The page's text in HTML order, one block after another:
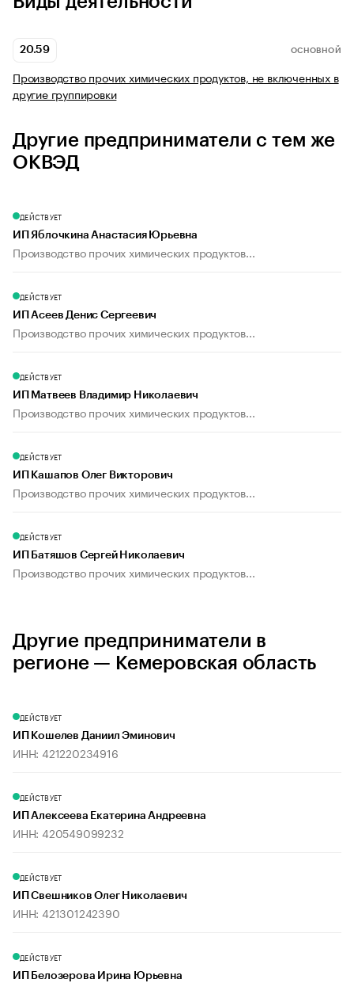
20.59 ОСНОВНОЙ
Производство прочих химических продуктов, не включенных в
другие группировки
Другие предприниматели с тем же
ОКВЭД
ДЕЙСТВУЕТ
ИП Яблочкина Анастасия Юрьевна
Производство прочих химических продуктов...
ДЕЙСТВУЕТ
ИП Асеев Денис Сергеевич
Производство прочих химических продуктов...
ДЕЙСТВУЕТ
ИП Матвеев Владимир Николаевич
Производство прочих химических продуктов...
ДЕЙСТВУЕТ
ИП Кашапов Олег Викторович
Производство прочих химических продуктов...
ДЕЙСТВУЕТ
ИП Батяшов Сергей Николаевич
Производство прочих химических продуктов...
Другие предприниматели в
регионе — Кемеровская область
ДЕЙСТВУЕТ
ИП Кошелев Даниил Эминович
ИНН: 421220234916
ДЕЙСТВУЕТ
ИП Алексеева Екатерина Андреевна
ИНН: 420549099232
ДЕЙСТВУЕТ
ИП Свешников Олег Николаевич
ИНН: 421301242390
ДЕЙСТВУЕТ
ИП Белозерова Ирина Юрьевна